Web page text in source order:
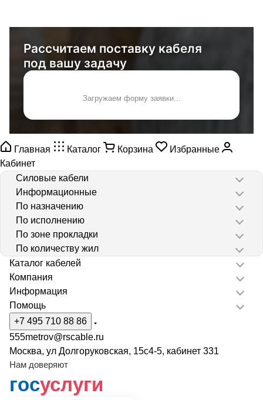
Рассчитаем поставку кабеля
под вашу задачу
Загружаем форму заявки...
Главная Каталог Корзина
Избранные
Кабинет
Силовые кабели
Информационные
По назначению
По исполнению
По зоне прокладки
По количеству жил
Каталог кабелей
Компания
Информация
Помощь
+7 495 710 88 86
555metrov@rscable.ru
Москва, ул Долгоруковская, 15с4-5, кабинет 331
Нам доверяют
госуслуги